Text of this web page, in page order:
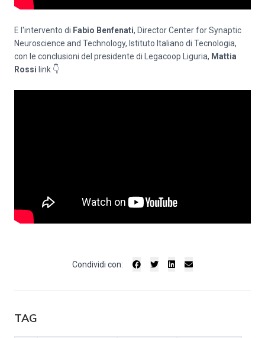
E l'intervento di Fabio Benfenati, Director Center for Synaptic
Neuroscience and Technology, Istituto Italiano di Tecnologia,
con le conclusioni del presidente di Legacoop Liguria, Mattia
Rossi link 👇
Condividi con:
TAG